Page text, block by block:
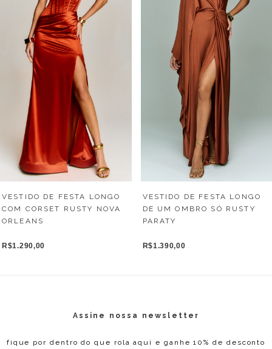
VESTIDO DE FESTA LONGO
COM CORSET RUSTY NOVA
ORLEANS
R$1.290,00
VESTIDO DE FESTA LONGO
DE UM OMBRO SÓ RUSTY
PARATY
R$1.390,00
Assine nossa newsletter
fique por dentro do que rola aqui e ganhe 10% de desconto